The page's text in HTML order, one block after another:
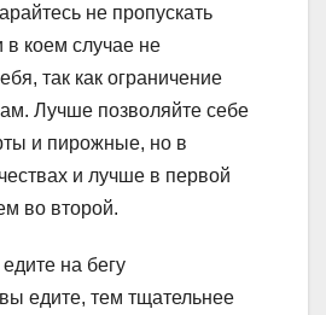
не пропускать
коем случае не
так как ограничение
Лучше позволяйте себе
и пирожные, но в
и лучше в первой
во второй.
на бегу
едите, тем тщательнее